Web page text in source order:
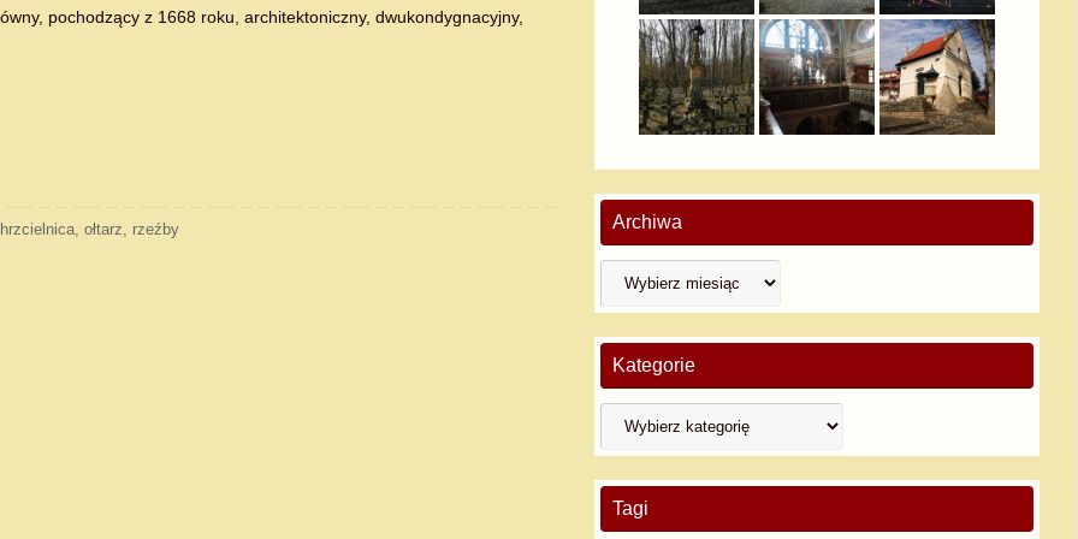
pochodzący z 1668 roku, architektoniczny, dwukondygnacyjny,
,ołtarz, rzeźby Archiwa
Kategorie
Tagi